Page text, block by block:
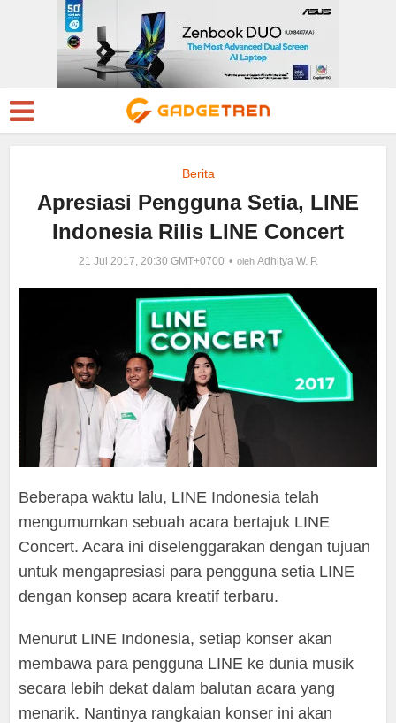
Berita
Apresiasi Pengguna Setia, LINE
Indonesia Rilis LINE Concert
21 Jul 2017, 20:30 GMT+0700 oleh Adhitya W. P.
Beberapa waktu lalu, LINE Indonesia telah
mengumumkan sebuah acara bertajuk LINE
Concert. Acara ini diselenggarakan dengan tujuan
untuk mengapresiasi para pengguna setia LINE
dengan konsep acara kreatif terbaru.
Menurut LINE Indonesia, setiap konser akan
membawa para pengguna LINE ke dunia musik
secara lebih dekat dalam balutan acara yang
menarik. Nantinya rangkaian konser ini akan